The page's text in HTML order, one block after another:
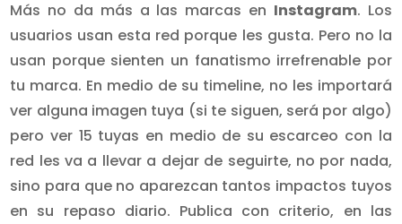
Más no da más a las marcas en Instagram. Los
usuarios usan esta red porque les gusta. Pero no la
usan porque sienten un fanatismo irrefrenable por
tu marca. En medio de su timeline, no les importará
ver alguna imagen tuya (si te siguen, será por algo)
pero ver 15 tuyas en medio de su escarceo con la
red les va a llevar a dejar de seguirte, no por nada,
sino para que no aparezcan tantos impactos tuyos
en su repaso diario. Publica con criterio, en las